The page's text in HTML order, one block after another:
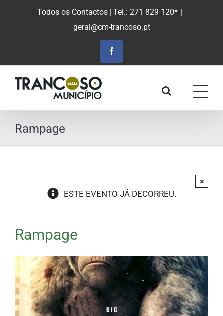
Todos os Contactos | Tel.: 271 829 120* |
geral@cm-trancoso.pt
Facebook
Rampage
ESTE EVENTO JÁ DECORREU.
×
Rampage